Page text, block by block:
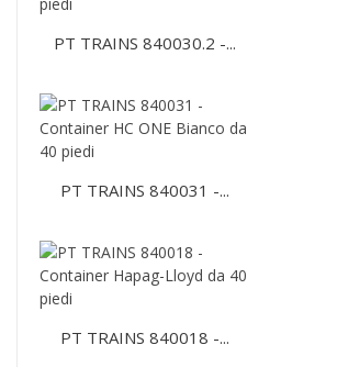
PT TRAINS 840030.2 -...
PT TRAINS 840031 -...
PT TRAINS 840018 -...